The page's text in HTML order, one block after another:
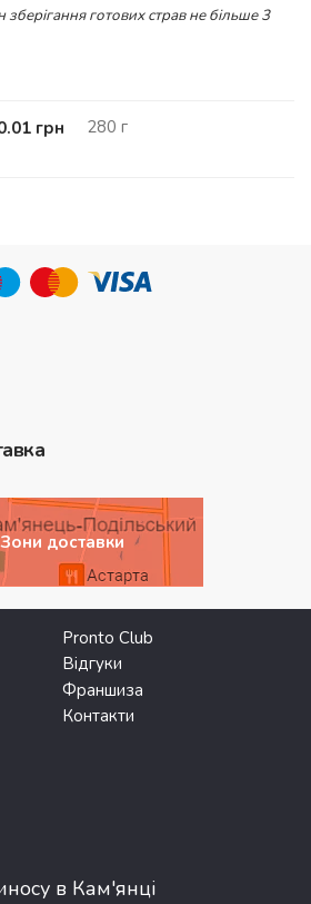
готових страв не більше 3
грн 280 г
Зони доставки
Pronto Club
Відгуки
Франшиза
Контакти
в Кам'янці